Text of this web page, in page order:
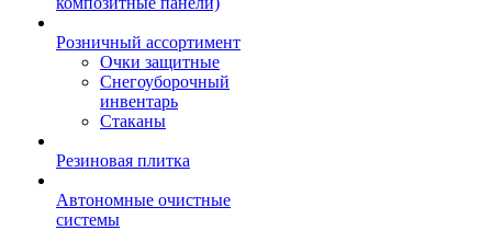
Розничный ассортимент
Очки защитные
Снегоуборочный
инвентарь
Стаканы
Резиновая плитка
Автономные очистные
системы